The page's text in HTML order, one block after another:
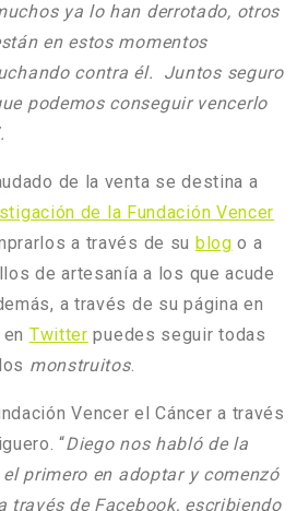
ya lo han derrotado, otros
en estos momentos
contra él. Juntos seguro
podemos conseguir vencerlo
de la venta se destina a
de la Fundación Vencer
a través de su blog o a
de artesanía a los que acude
a través de su página en
Twitter puedes seguir todas
monstruitos.
Vencer el Cáncer a través
“Diego nos habló de la
primero en adoptar y comenzó
través de Facebook, escribiendo